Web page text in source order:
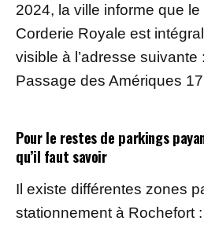
2024, la ville informe que
Corderie Royale est
visible à l’adresse
Passage des Amériques
Pour le restes de parkings
qu’il faut savoir
Il existe différentes zones
stationnement à Rochefort :